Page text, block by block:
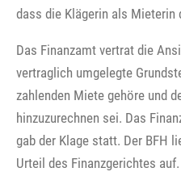
dass die Klägerin als Mieterin
Das Finanzamt vertrat die
vertraglich umgelegte
zahlenden Miete gehöre und
hinzuzurechnen sei. Das
gab der Klage statt. Der BFH
Urteil des Finanzgerichtes